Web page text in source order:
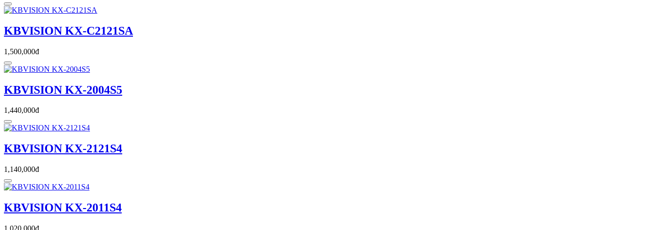
KBVISION KX-C2121SA
1,500,000đ
KBVISION KX-2004S5
1,440,000đ
KBVISION KX-2121S4
1,140,000đ
KBVISION KX-2011S4
1,020,000đ